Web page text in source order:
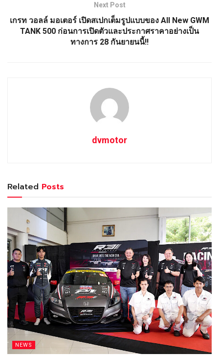
Next Post
เกรท วอลล์ มอเตอร์ เปิดสเปกเต็มรูปแบบของ All New GWM
TANK 500 ก่อนการเปิดตัวและประกาศราคาอย่างเป็น
ทางการ 28 กันยายนนี้!!
dvmotor
Related Posts
NEWS